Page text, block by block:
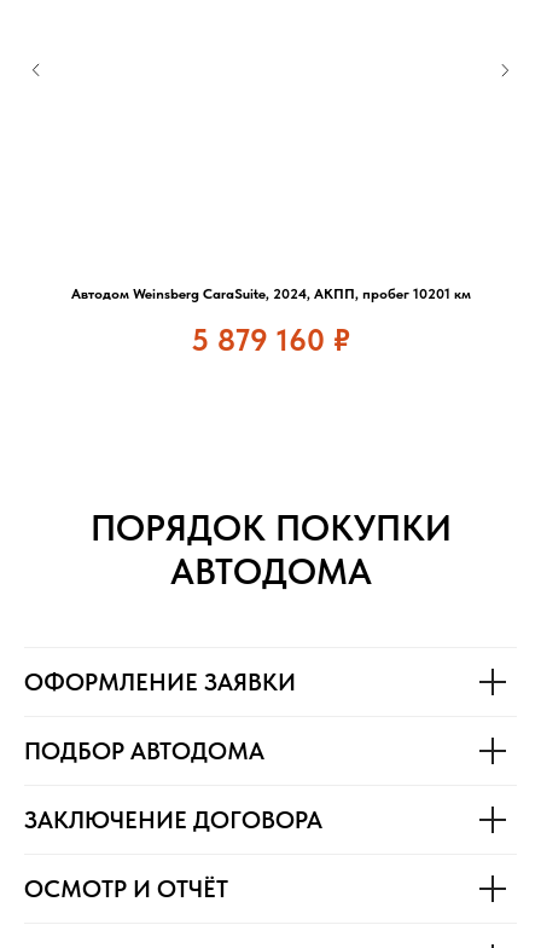
Автодом Weinsberg CaraSuite, 2024, АКПП, пробег 10201 км
5 879 160 ₽
ПОРЯДОК ПОКУПКИ
АВТОДОМА
ОФОРМЛЕНИЕ ЗАЯВКИ
ПОДБОР АВТОДОМА
ЗАКЛЮЧЕНИЕ ДОГОВОРА
ОСМОТР И ОТЧЁТ